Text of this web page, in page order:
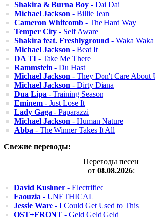
Shakira & Burna Boy - Dai Dai
Michael Jackson - Billie Jean
Cameron Whitcomb - The Hard Way
Temper City - Self Aware
Shakira feat. Freshlyground - Waka Waka
Michael Jackson - Beat It
DA TI - Take Me There
Rammstein - Du Hast
Michael Jackson - They Don't Care About
Michael Jackson - Dirty Diana
Dua Lipa - Training Season
Eminem - Just Lose It
Lady Gaga - Paparazzi
Michael Jackson - Human Nature
Abba - The Winner Takes It All
Свежие переводы:
Переводы песен
от 08.08.2026:
David Kushner - Electrified
Faouzia - UNETHICAL
Jessie Ware - I Could Get Used to This
OST+FRONT - Geld Geld Geld